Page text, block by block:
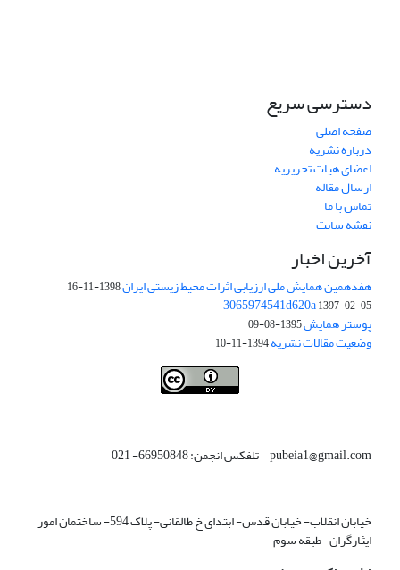
دسترسی سریع
صفحه اصلی
درباره نشریه
اعضای هیات تحریریه
ارسال مقاله
تماس با ما
نقشه سایت
آخرین اخبار
هفدهمین همایش ملی ارزیابی اثرات محیط زیستی ایران1398-11-16
3065974541d620a1397-02-05
پوستر همایش1395-08-09
وضعیت مقالات نشریه1394-11-10
pubeia1@gmail.com تلفکس انجمن: 66950848- 021
خیابان انقلاب- خیابان قدس- ابتدای خ طالقانی- پلاک 594- ساختمان امور
ایثارگران- طبقه سوم